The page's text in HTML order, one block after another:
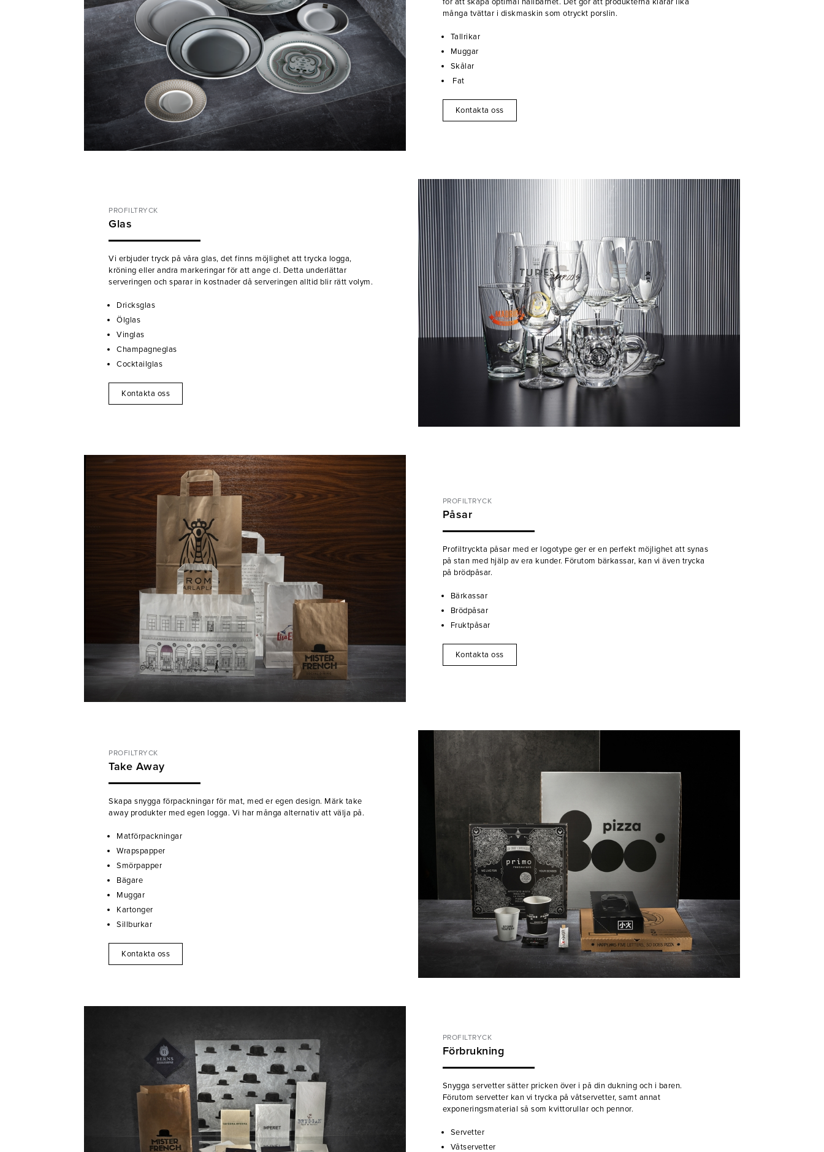
många tvättar i diskmaskin som otryckt porslin.
Tallrikar
Muggar
Skålar
Fat
Kontakta oss
PROFILTRYCK
Glas
Vi erbjuder tryck på våra glas, det finns möjlighet att trycka logga,
kröning eller andra markeringar för att ange cl. Detta underlättar
serveringen och sparar in kostnader då serveringen alltid blir rätt volym.
Dricksglas
Ölglas
Vinglas
Champagneglas
Cocktailglas
Kontakta oss
PROFILTRYCK
Påsar
Profiltryckta påsar med er logotype ger er en perfekt möjlighet att synas
på stan med hjälp av era kunder. Förutom bärkassar, kan vi även trycka
på brödpåsar.
Bärkassar
Brödpåsar
Fruktpåsar
Kontakta oss
PROFILTRYCK
Take Away
Skapa snygga förpackningar för mat, med er egen design. Märk take
away produkter med egen logga. Vi har många alternativ att välja på.
Matförpackningar
Wrapspapper
Smörpapper
Bägare
Muggar
Kartonger
Sillburkar
Kontakta oss
PROFILTRYCK
Förbrukning
Snygga servetter sätter pricken över i på din dukning och i baren.
Förutom servetter kan vi trycka på våtservetter, samt annat
exponeringsmaterial så som kvittorullar och pennor.
Servetter
Våtservetter